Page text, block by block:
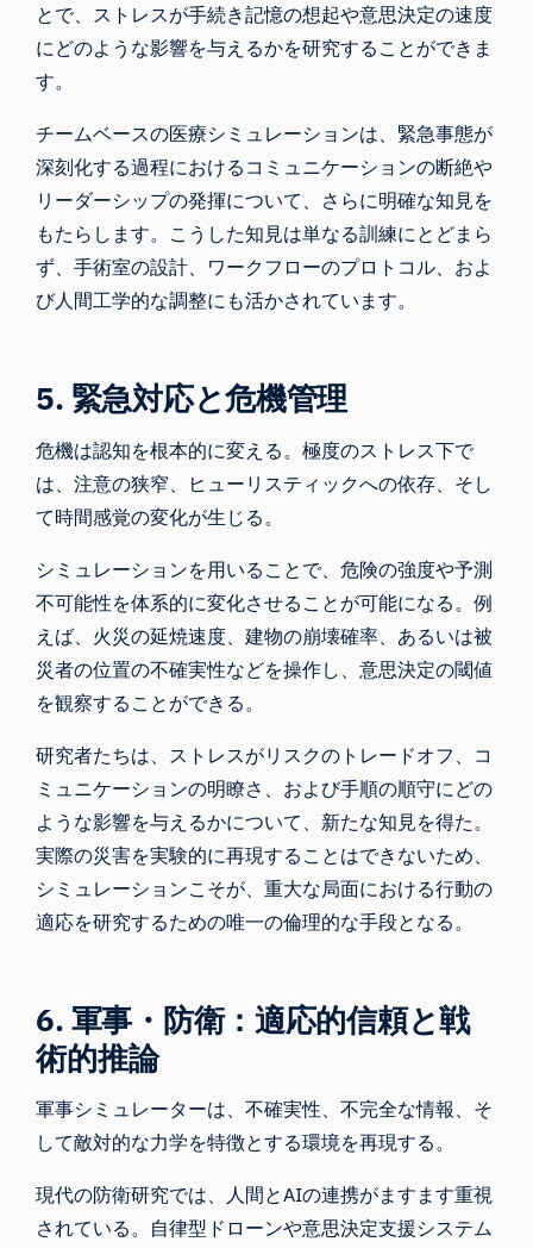
とで、ストレスが手続き記憶の想起や意思決定の速度
にどのような影響を与えるかを研究することができま
す。
チームベースの医療シミュレーションは、緊急事態が
深刻化する過程におけるコミュニケーションの断絶や
リーダーシップの発揮について、さらに明確な知見を
もたらします。こうした知見は単なる訓練にとどまら
ず、手術室の設計、ワークフローのプロトコル、およ
び人間工学的な調整にも活かされています。
5. 緊急対応と危機管理
危機は認知を根本的に変える。極度のストレス下で
は、注意の狭窄、ヒューリスティックへの依存、そし
て時間感覚の変化が生じる。
シミュレーションを用いることで、危険の強度や予測
不可能性を体系的に変化させることが可能になる。例
えば、火災の延焼速度、建物の崩壊確率、あるいは被
災者の位置の不確実性などを操作し、意思決定の閾値
を観察することができる。
研究者たちは、ストレスがリスクのトレードオフ、コ
ミュニケーションの明瞭さ、および手順の順守にどの
ような影響を与えるかについて、新たな知見を得た。
実際の災害を実験的に再現することはできないため、
シミュレーションこそが、重大な局面における行動の
適応を研究するための唯一の倫理的な手段となる。
6. 軍事・防衛：適応的信頼と戦
術的推論
軍事シミュレーターは、不確実性、不完全な情報、そ
して敵対的な力学を特徴とする環境を再現する。
現代の防衛研究では、人間とAIの連携がますます重視
されている。自律型ドローンや意思決定支援システム